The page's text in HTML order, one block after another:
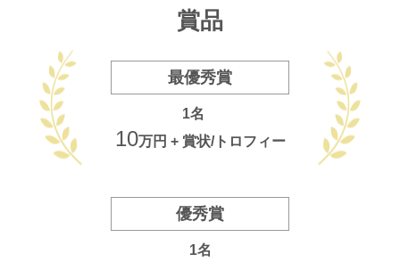
賞品
最優秀賞
1名
10万円 + 賞状/トロフィー
優秀賞
1名